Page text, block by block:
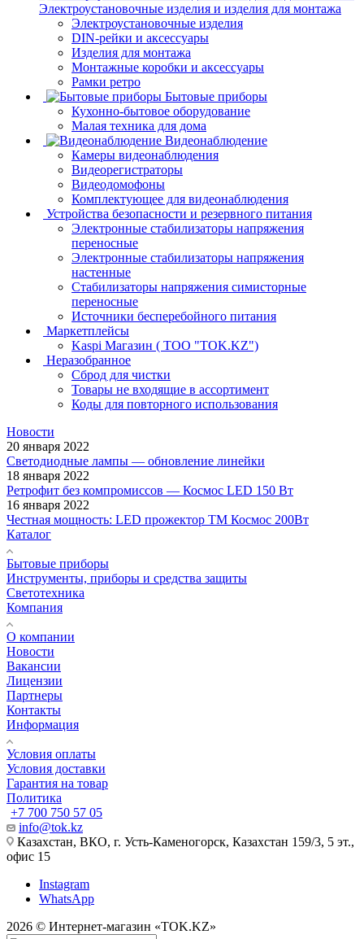
Электроустановочные изделия и изделия для монтажа
Электроустановочные изделия
DIN-рейки и аксессуары
Изделия для монтажа
Монтажные коробки и аксессуары
Рамки ретро
Бытовые приборы
Кухонно-бытовое оборудование
Малая техника для дома
Видеонаблюдение
Камеры видеонаблюдения
Видеорегистраторы
Видеодомофоны
Комплектующее для видеонаблюдения
Устройства безопасности и резервного питания
Электронные стабилизаторы напряжения
переносные
Электронные стабилизаторы напряжения
настенные
Стабилизаторы напряжения симисторные
переносные
Источники бесперебойного питания
Маркетплейсы
Kaspi Магазин ( ТОО "TOK.KZ")
Неразобранное
Сброд для чистки
Товары не входящие в ассортимент
Коды для повторного использования
Новости
20 января 2022
Светодиодные лампы — обновление линейки
18 января 2022
Ретрофит без компромиссов — Космос LED 150 Вт
16 января 2022
Честная мощность: LED прожектор ТМ Космос 200Вт
Каталог
Бытовые приборы
Инструменты, приборы и средства защиты
Светотехника
Компания
О компании
Новости
Вакансии
Лицензии
Партнеры
Контакты
Информация
Условия оплаты
Условия доставки
Гарантия на товар
Политика
+7 700 750 57 05
info@tok.kz
Казахстан, ВКО, г. Усть-Каменогорск, Казахстан 159/3, 5 эт.,
офис 15
Instagram
WhatsApp
2026 © Интернет-магазин «TOK.KZ»